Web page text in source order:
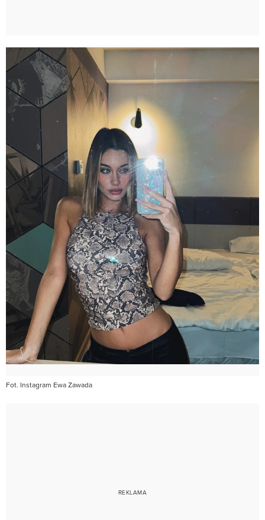
Fot. Instagram Ewa Zawada